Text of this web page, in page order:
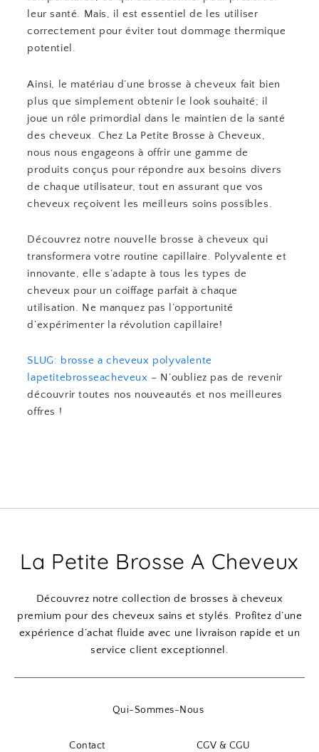
leur santé. Mais, il est essentiel de les utiliser
correctement pour éviter tout dommage thermique
potentiel.
Ainsi, le matériau d’une brosse à cheveux fait bien
plus que simplement obtenir le look souhaité; il
joue un rôle primordial dans le maintien de la santé
des cheveux. Chez La Petite Brosse à Cheveux,
nous nous engageons à offrir une gamme de
produits conçus pour répondre aux besoins divers
de chaque utilisateur, tout en assurant que vos
cheveux reçoivent les meilleurs soins possibles.
Découvrez notre nouvelle brosse à cheveux qui
transformera votre routine capillaire. Polyvalente et
innovante, elle s’adapte à tous les types de
cheveux pour un coiffage parfait à chaque
utilisation. Ne manquez pas l’opportunité
d’expérimenter la révolution capillaire!
SLUG: brosse a cheveux polyvalente
lapetitebrosseacheveux – N’oubliez pas de revenir
découvrir toutes nos nouveautés et nos meilleures
offres !
La Petite Brosse A Cheveux
Découvrez notre collection de brosses à cheveux
premium pour des cheveux sains et stylés. Profitez d’une
expérience d’achat fluide avec une livraison rapide et un
service client exceptionnel.
Qui-Sommes-Nous
Contact CGV & CGU